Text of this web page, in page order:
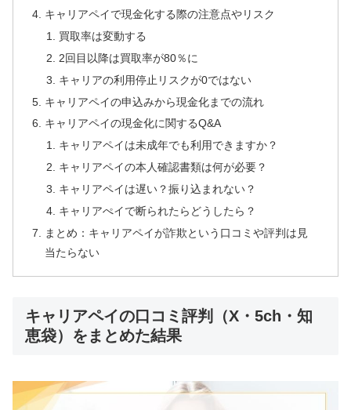
キャリアペイで現金化する際の注意点やリスク
買取率は変動する
2回目以降は買取率が80％に
キャリアの利用停止リスクが0ではない
キャリアペイの申込みから現金化までの流れ
キャリアペイの現金化に関するQ&A
キャリアペイは未成年でも利用できますか？
キャリアペイの本人確認書類は何が必要？
キャリアペイは遅い？振り込まれない？
キャリアぺイで断られたらどうしたら？
まとめ：キャリアペイが詐欺という口コミや評判は見
当たらない
キャリアペイの口コミ評判（X・5ch・知
恵袋）をまとめた結果